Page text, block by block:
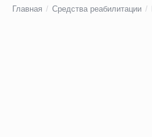
Главная / Средства реабилитации /